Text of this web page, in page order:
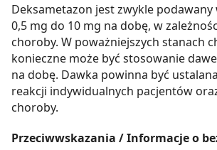
Deksametazon jest zwykle
0,5 mg do 10 mg na dobę, w
choroby. W poważniejszych stanach
konieczne może być stosowanie
na dobę. Dawka powinna być
reakcji indywidualnych pacjentów
choroby.
Przeciwwskazania / Informacje o